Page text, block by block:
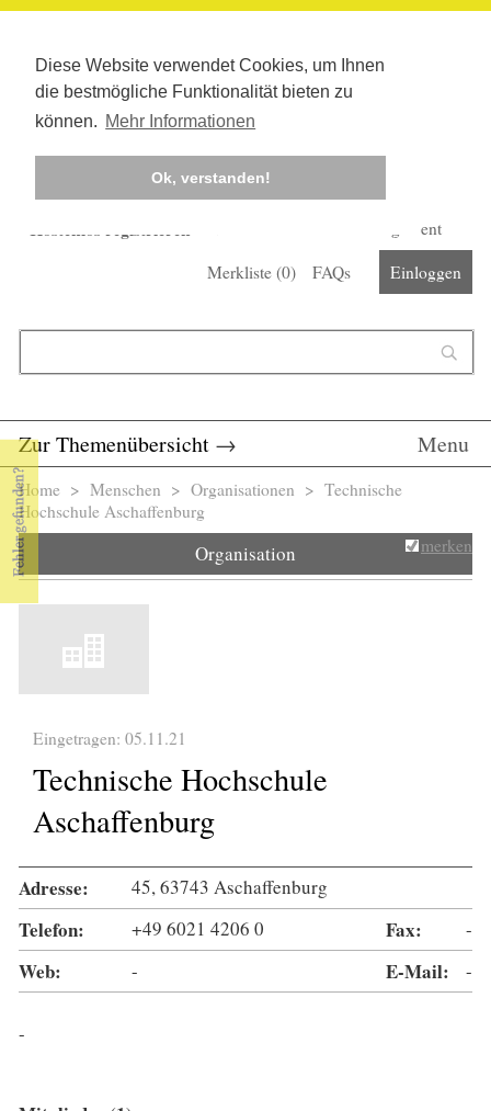
Diese Website verwendet Cookies, um Ihnen
die bestmögliche Funktionalität bieten zu
können. Mehr Informationen
Ok, verstanden!
Kostenlos registrieren
Corona-Management
Merkliste (0) FAQs Einloggen
Zur Themenübersicht → Menu
Sie sind hier
Home > Menschen > Organisationen > Technische
Hochschule Aschaffenburg
Organisation merken
Eingetragen: 05.11.21
Technische Hochschule
Aschaffenburg
Adresse: 45, 63743 Aschaffenburg
Telefon: +49 6021 4206 0 Fax: -
Web: - E-Mail: -
-